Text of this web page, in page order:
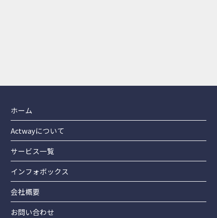
ホーム
Actwayについて
サービス一覧
インフォボックス
会社概要
お問い合わせ